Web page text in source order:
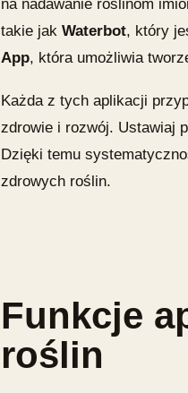
na nadawanie roślinom
takie jak Waterbot, który
App, która umożliwia
Każda z tych aplikacji
zdrowie i rozwój. Ustawiaj
Dzięki temu
zdrowych roślin.
Funkcje
roślin